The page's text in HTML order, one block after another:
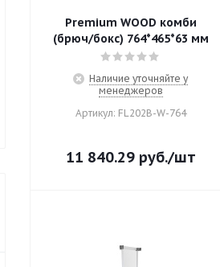
Premium WOOD комби
(брюч/бокс) 764*465*63 мм
Наличие уточняйте у
менеджеров
Артикул: FL202В-W-764
11 840.29руб./шт